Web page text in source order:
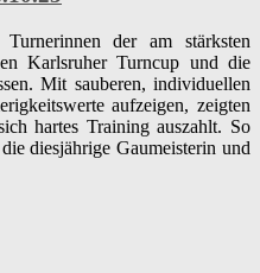
der am stärksten
Karlsruher Turncup und die
Mit sauberen, individuellen
aufzeigen, zeigten
hartes Training auszahlt. So
diesjährige Gaumeisterin und